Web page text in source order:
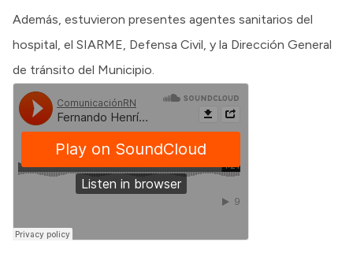
Además, estuvieron presentes agentes sanitarios del
hospital, el SIARME, Defensa Civil, y la Dirección General
de tránsito del Municipio.